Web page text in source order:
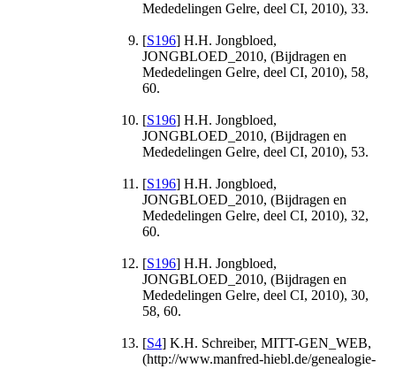
Mededelingen Gelre, deel CI, 2010), 33.
[S196] H.H. Jongbloed,
JONGBLOED_2010, (Bijdragen en
Mededelingen Gelre, deel CI, 2010), 58,
60.
[S196] H.H. Jongbloed,
JONGBLOED_2010, (Bijdragen en
Mededelingen Gelre, deel CI, 2010), 53.
[S196] H.H. Jongbloed,
JONGBLOED_2010, (Bijdragen en
Mededelingen Gelre, deel CI, 2010), 32,
60.
[S196] H.H. Jongbloed,
JONGBLOED_2010, (Bijdragen en
Mededelingen Gelre, deel CI, 2010), 30,
58, 60.
[S4] K.H. Schreiber, MITT-GEN_WEB,
(http://www.manfred-hiebl.de/genealogie-